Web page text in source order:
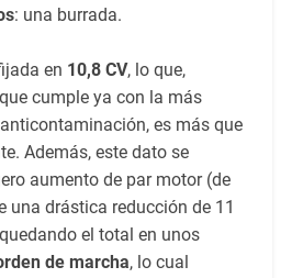
: una burrada.
en 10,8 CV, lo que,
cumple ya con la más
es más que
Además, este dato se
aumento de par motor (de
una drástica reducción de 11
el total en unos
de marcha, lo cual